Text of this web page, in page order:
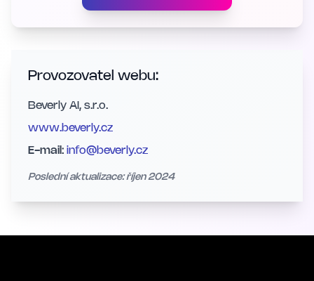
Provozovatel webu:
Beverly AI, s.r.o.
www.beverly.cz
E-mail: info@beverly.cz
Poslední aktualizace: říjen 2024